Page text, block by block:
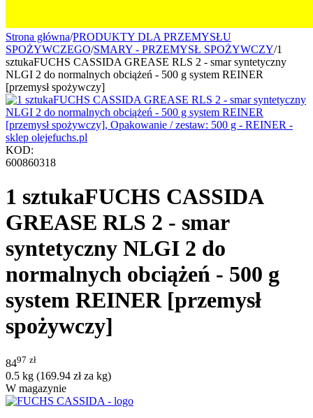
Strona główna/PRODUKTY DLA PRZEMYSŁU
SPOŻYWCZEGO/SMARY - PRZEMYSŁ SPOŻYWCZY/1
sztukaFUCHS CASSIDA GREASE RLS 2 - smar syntetyczny
NLGI 2 do normalnych obciążeń - 500 g system REINER
[przemysł spożywczy]
KOD:
600860318
1 sztukaFUCHS CASSIDA
GREASE RLS 2 - smar
syntetyczny NLGI 2 do
normalnych obciążeń - 500 g
system REINER [przemysł
spożywczy]
8497 zł
0.5 kg (169.94 złza kg)
W magazynie